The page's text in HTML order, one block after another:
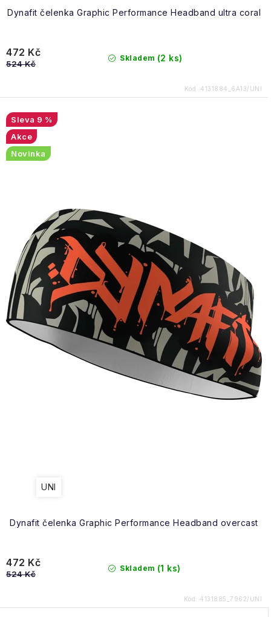
Dynafit čelenka Graphic Performance Headband ultra coral
Skladem (2 ks)
472 Kč
524 Kč
Kód: 4131884_6A13/UNI
Dynafit čelenka Graphic Performance Headband overcast
9 %
Akce
Novinka
UNI
Skladem (1 ks)
472 Kč
524 Kč
Kód: 4131885_7962/UNI